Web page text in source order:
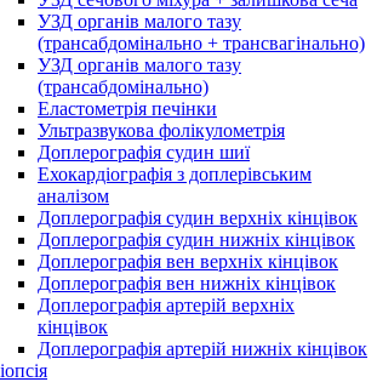
УЗД органів малого тазу
(трансабдомінально + трансвагінально)
УЗД органів малого тазу
(трансабдомінально)
Еластометрія печінки
Ультразвукова фолікулометрія
Доплерографія судин шиї
Ехокардіографія з доплерівським
аналізом
Доплерографія судин верхніх кінцівок
Доплерографія судин нижніх кінцівок
Доплерографія вен верхніх кінцівок
Доплерографія вен нижніх кінцівок
Доплерографія артерій верхніх
кінцівок
Доплерографія артерій нижніх кінцівок